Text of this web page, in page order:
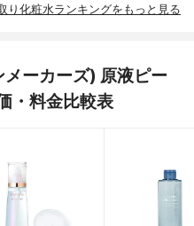
り化粧水ランキングをもっと見る
ーカーズ) 原液ピー
・料金比較表